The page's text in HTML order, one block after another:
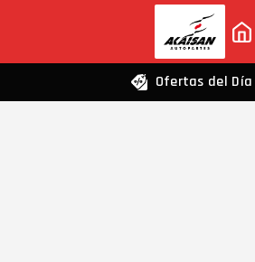
Ofertas del Día